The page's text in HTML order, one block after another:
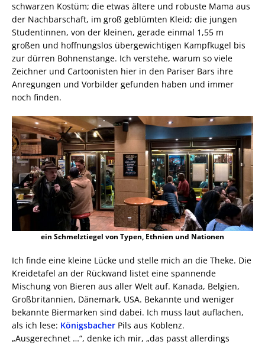
schwarzen Kostüm; die etwas ältere und robuste Mama aus
der Nachbarschaft, im groß geblümten Kleid; die jungen
Studentinnen, von der kleinen, gerade einmal 1,55 m
großen und hoffnungslos übergewichtigen Kampfkugel bis
zur dürren Bohnenstange. Ich verstehe, warum so viele
Zeichner und Cartoonisten hier in den Pariser Bars ihre
Anregungen und Vorbilder gefunden haben und immer
noch finden.
ein Schmelztiegel von Typen, Ethnien und Nationen
Ich finde eine kleine Lücke und stelle mich an die Theke. Die
Kreidetafel an der Rückwand listet eine spannende
Mischung von Bieren aus aller Welt auf. Kanada, Belgien,
Großbritannien, Dänemark, USA. Bekannte und weniger
bekannte Biermarken sind dabei. Ich muss laut auflachen,
als ich lese: Königsbacher Pils aus Koblenz.
„Ausgerechnet …“, denke ich mir, „das passt allerdings